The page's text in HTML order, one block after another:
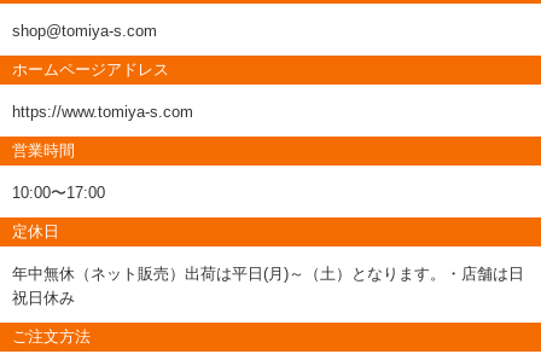
shop@tomiya-s.com
ホームページアドレス
https://www.tomiya-s.com
営業時間
10:00〜17:00
定休日
年中無休（ネット販売）出荷は平日(月)～（土）となります。・店舗は日
祝日休み
ご注文方法